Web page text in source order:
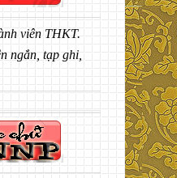
viên THKT.
ngắn, tạp ghi,